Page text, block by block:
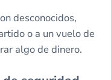
desconocidos,
o a un vuelo de
algo de dinero.